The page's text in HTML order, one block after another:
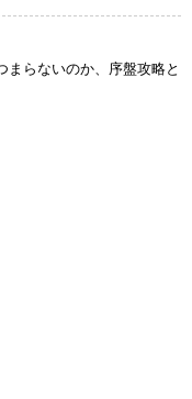
まらないのか、序盤攻略と